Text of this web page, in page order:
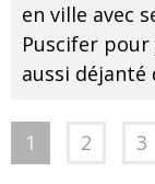
en ville avec
Puscifer
aussi déjanté
1 2 3